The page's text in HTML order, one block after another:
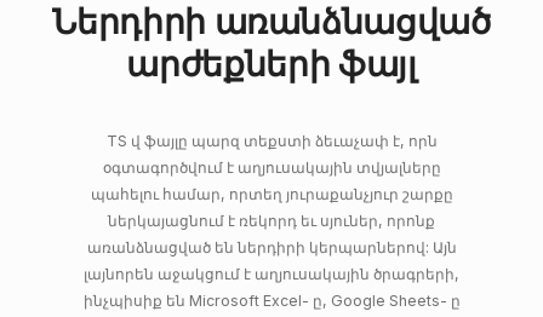
Ներդիրի առանձնացված
արժեքների ֆայլ
TS վ ֆայլը պարզ տեքստի ձեւաչափ է, որն
օգտագործվում է աղյուսակային տվյալները
պահելու համար, որտեղ յուրաքանչյուր շարքը
ներկայացնում է ռեկորդ եւ սյուներ, որոնք
առանձնացված են ներդիրի կերպարներով: Այն
լայնորեն աջակցում է աղյուսակային ծրագրերի,
ինչպիսիք են Microsoft Excel- ը, Google Sheets- ը